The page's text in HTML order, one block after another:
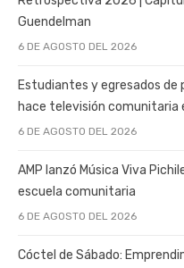
Guendelman
6 DE AGOSTO DEL 2026
Estudiantes y egresados de
hace televisión comunitaria
6 DE AGOSTO DEL 2026
AMP lanzó Música Viva
escuela comunitaria
6 DE AGOSTO DEL 2026
Cóctel de Sábado: